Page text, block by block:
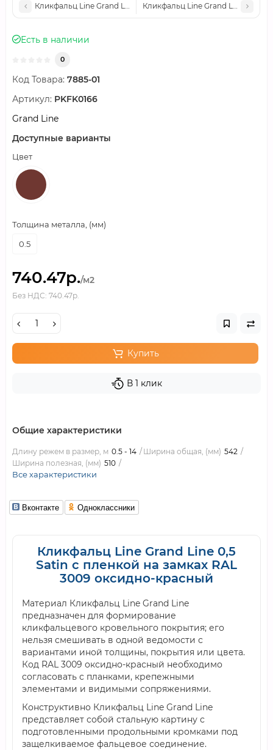
Кликфальц Line Grand Line 0,5 Satin с пленкой на замках RAL
Кликфальц Line Grand Line 0,5
Есть в наличии
0
Код Товара: 7885-01
Артикул: PKFK0166
Grand Line
Доступные варианты
Цвет
Толщина металла, (мм)
0.5
740.47р./м2
Без НДС: 740.47р.
Купить
В 1 клик
Общие характеристики
Длину режем в размер, м 0.5 - 14 Ширина общая, (мм) 542
Ширина полезная, (мм) 510
Все характеристики
Вконтакте Одноклассники
Кликфальц Line Grand Line 0,5
Satin с пленкой на замках RAL
3009 оксидно-красный
Материал Кликфальц Line Grand Line
предназначен для формирование
кликфальцевого кровельного покрытия; его
нельзя смешивать в одной ведомости с
вариантами иной толщины, покрытия или цвета.
Код RAL 3009 оксидно-красный необходимо
согласовать с планками, крепежными
элементами и видимыми сопряжениями.
Конструктивно Кликфальц Line Grand Line
представляет собой стальную картину с
подготовленными продольными кромками под
защелкиваемое фальцевое соединение.